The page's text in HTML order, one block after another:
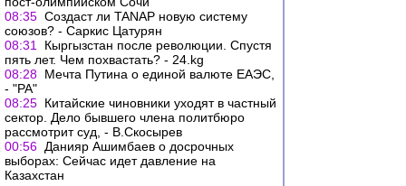
08:35 Создаст ли TANAP новую систему
союзов? - Cаркис Цатурян
08:31
Кыргызстан после революции. Спустя
пять лет. Чем похвастать? - 24.kg
08:28 Мечта Путина о единой валюте ЕАЭС,
- "РА"
08:25 Китайские чиновники уходят в частный
сектор. Дело бывшего члена политбюро
рассмотрит суд, - В.Скосырев
00:56 Данияр Ашимбаев о досрочных
выборах: Сейчас идет давление на
Казахстан